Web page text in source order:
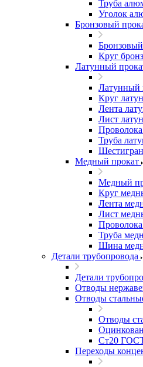
Труба
Уголок
Бронзовый
Круг
Латунный
Латунный
Круг
Лента
Лист
Труба
Медный прокат
Медный
Круг
Лента
Лист
Труба
Шина
Детали трубопровода
Детали
Отводы
Отводы
Отводы
Ст20
Переходы